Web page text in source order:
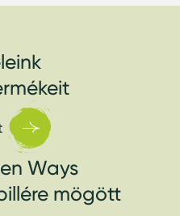
Ways
mögött